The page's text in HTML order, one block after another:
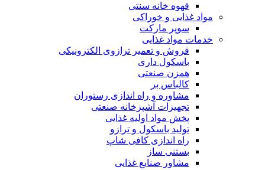
قهوه خانه سنتی
مواد غذایی و خوراکی
سوپر مارکت
خدمات مواد غذایی
فروش و تعمیر ترازوی الکترونیکی
باسکول داری
همزن صنعتی
کالباس بر
مشاوره و راه اندازی رستوران
تجهیزات آشپزخانه صنعتی
پخش مواد اولیه غذایی
تولید باسکول و ترازو
راه اندازی کافی شاپ
بستنی ساز
مشاور صنایع غذایی